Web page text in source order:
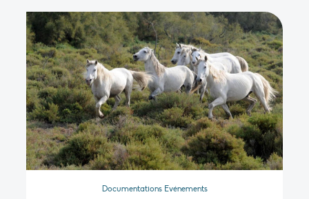
Documentations Evénements